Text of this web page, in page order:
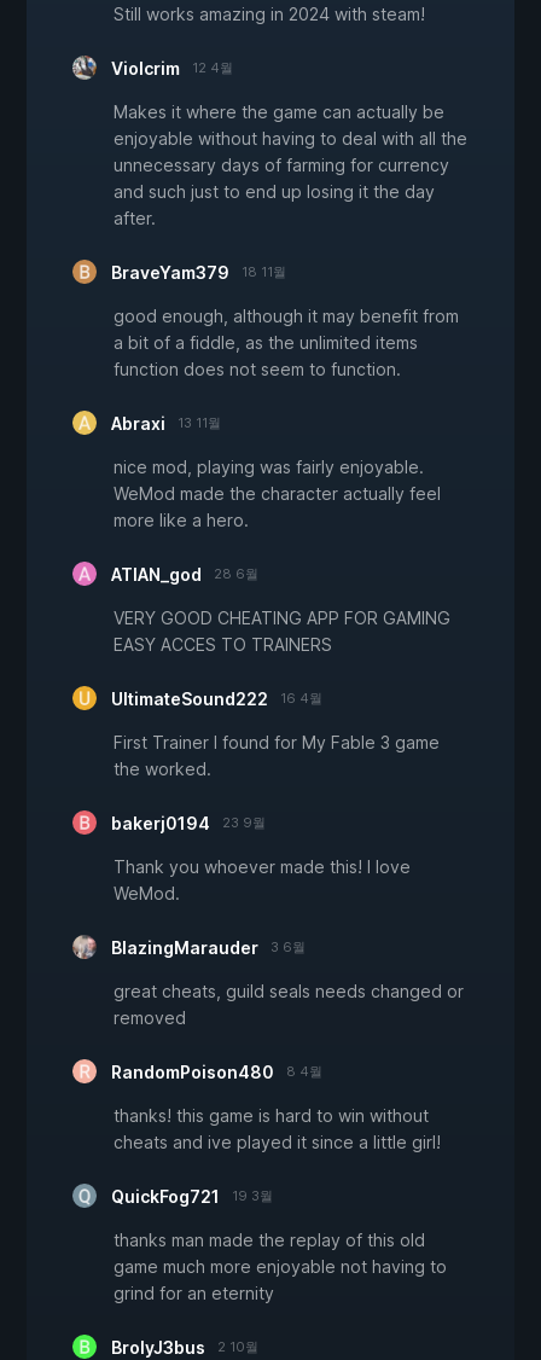
Still works amazing in 2024 with steam!
Violcrim 12 4월
Makes it where the game can actually be
enjoyable without having to deal with all the
unnecessary days of farming for currency
and such just to end up losing it the day
after.
BraveYam379 18 11월
good enough, although it may benefit from
a bit of a fiddle, as the unlimited items
function does not seem to function.
Abraxi 13 11월
nice mod, playing was fairly enjoyable.
WeMod made the character actually feel
more like a hero.
ATIAN_god 28 6월
VERY GOOD CHEATING APP FOR GAMING
EASY ACCES TO TRAINERS
UltimateSound222 16 4월
First Trainer I found for My Fable 3 game
the worked.
bakerj0194 23 9월
Thank you whoever made this! I love
WeMod.
BlazingMarauder 3 6월
great cheats, guild seals needs changed or
removed
RandomPoison480 8 4월
thanks! this game is hard to win without
cheats and ive played it since a little girl!
QuickFog721 19 3월
thanks man made the replay of this old
game much more enjoyable not having to
grind for an eternity
BrolyJ3bus 2 10월